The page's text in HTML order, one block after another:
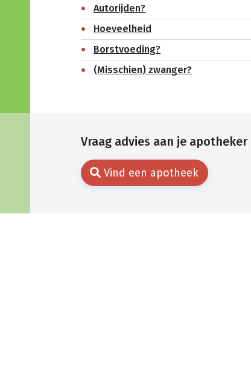
Vraag advies aan je apotheker
Vind een apotheek
Autorijden?
Hoeveelheid
Borstvoeding?
(Misschien) zwanger?